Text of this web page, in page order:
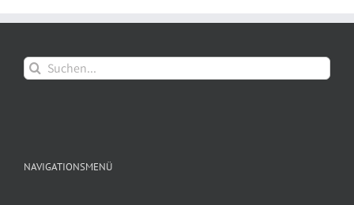
Suche
nach:
NAVIGATIONSMENÜ